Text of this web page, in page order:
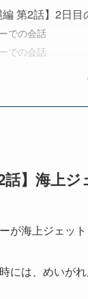
編 第2話】2日
での会話
での会話
話】海上
が海上ジェット
には、めいが